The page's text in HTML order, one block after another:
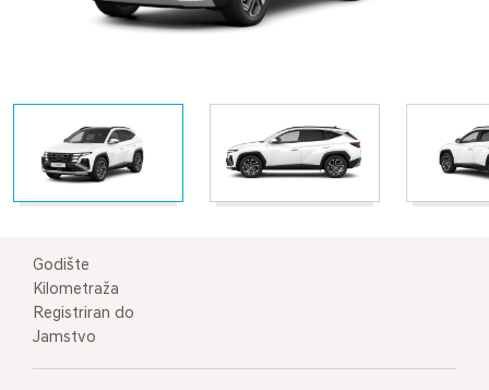
Godište
Kilometraža
Registriran do
Jamstvo